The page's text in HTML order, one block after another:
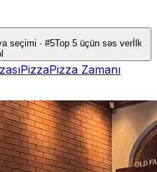
seçimi · #5Top 5 üçün səs verİlk
PizzaPizza Zamanı